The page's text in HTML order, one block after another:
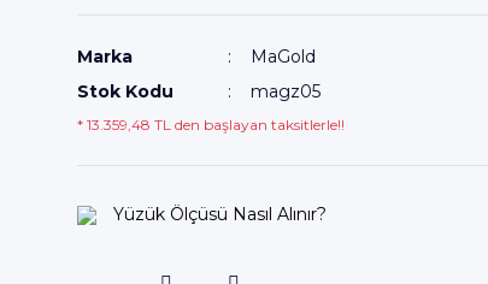
Marka
MaGold
Stok Kodu
magz05
* 13.359,48 TL den başlayan taksitlerle!!
Yüzük Ölçüsü Nasıl Alınır?